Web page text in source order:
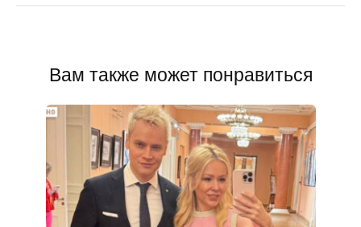
Вам также может понравиться